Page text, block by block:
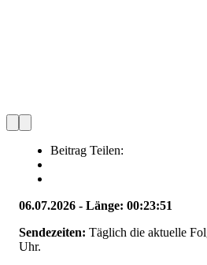
Beitrag Teilen:
06.07.2026 - Länge: 00:23:51
Sendezeiten: Täglich die aktuelle
Uhr.